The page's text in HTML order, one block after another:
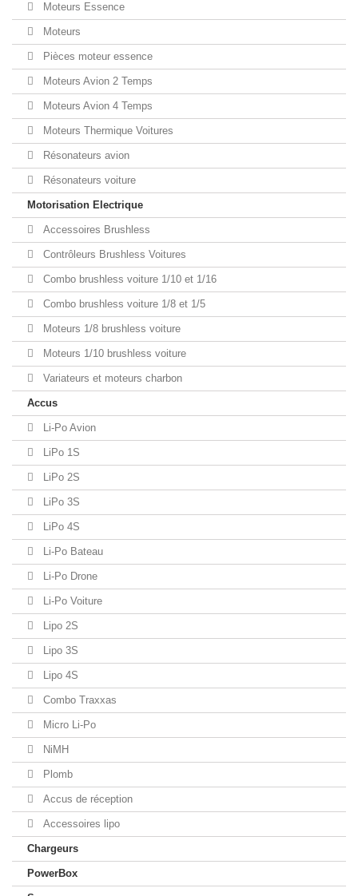
Moteurs Essence
Moteurs
Pièces moteur essence
Moteurs Avion 2 Temps
Moteurs Avion 4 Temps
Moteurs Thermique Voitures
Résonateurs avion
Résonateurs voiture
Motorisation Electrique
Accessoires Brushless
Contrôleurs Brushless Voitures
Combo brushless voiture 1/10 et 1/16
Combo brushless voiture 1/8 et 1/5
Moteurs 1/8 brushless voiture
Moteurs 1/10 brushless voiture
Variateurs et moteurs charbon
Accus
Li-Po Avion
LiPo 1S
LiPo 2S
LiPo 3S
LiPo 4S
Li-Po Bateau
Li-Po Drone
Li-Po Voiture
Lipo 2S
Lipo 3S
Lipo 4S
Combo Traxxas
Micro Li-Po
NiMH
Plomb
Accus de réception
Accessoires lipo
Chargeurs
PowerBox